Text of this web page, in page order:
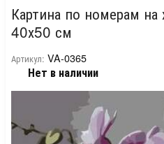
Картина по номерам
40х50 см
Артикул: VA-0365
Нет в наличии